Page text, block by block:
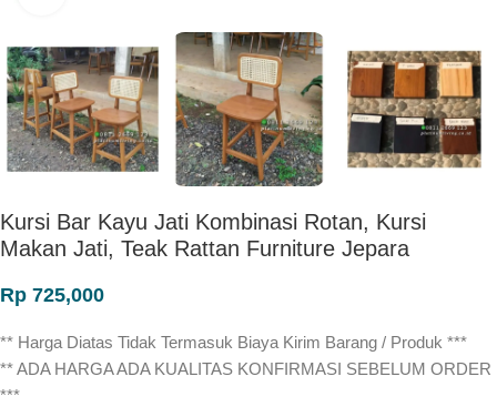
Kursi Bar Kayu Jati Kombinasi Rotan, Kursi
Makan Jati, Teak Rattan Furniture Jepara
Rp 725,000
** Harga Diatas Tidak Termasuk Biaya Kirim Barang / Produk ***
** ADA HARGA ADA KUALITAS KONFIRMASI SEBELUM ORDER
***